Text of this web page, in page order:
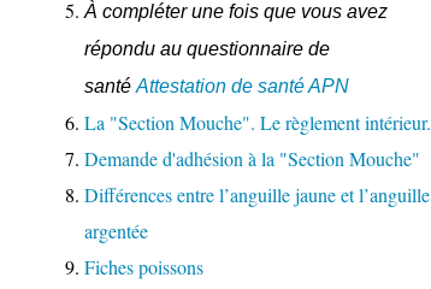
À compléter une fois que vous avez
répondu au questionnaire de
santé Attestation de santé APN
La "Section Mouche". Le règlement intérieur.
Demande d'adhésion à la "Section Mouche"
Différences entre l’anguille jaune et l’anguille
argentée
Fiches poissons